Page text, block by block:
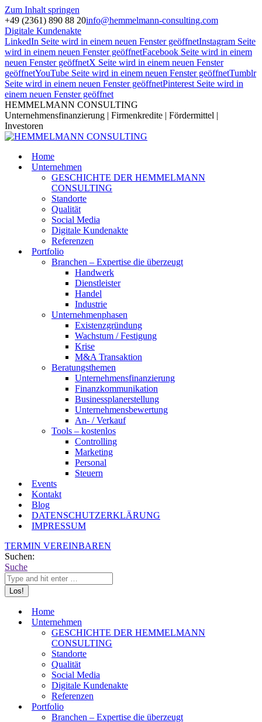
Zum Inhalt springen
+49 (2361) 890 88 20info@hemmelmann-consulting.com
Digitale Kundenakte
LinkedIn Seite wird in einem neuen Fenster geöffnetInstagram Seite
wird in einem neuen Fenster geöffnetFacebook Seite wird in einem
neuen Fenster geöffnetX Seite wird in einem neuen Fenster
geöffnetYouTube Seite wird in einem neuen Fenster geöffnetTumblr
Seite wird in einem neuen Fenster geöffnetPinterest Seite wird in
einem neuen Fenster geöffnet
HEMMELMANN CONSULTING
Unternehmensfinanzierung | Firmenkredite | Fördermittel |
Investoren
Home
Unternehmen
GESCHICHTE DER HEMMELMANN
CONSULTING
Standorte
Qualität
Social Media
Digitale Kundenakte
Referenzen
Portfolio
Branchen – Expertise die überzeugt
Handwerk
Dienstleister
Handel
Industrie
Unternehmenphasen
Existenzgründung
Wachstum / Festigung
Krise
M&A Transaktion
Beratungsthemen
Unternehmensfinanzierung
Finanzkommunikation
Businessplanerstellung
Unternehmensbewertung
An- / Verkauf
Tools – kostenlos
Controlling
Marketing
Personal
Steuern
Events
Kontakt
Blog
DATENSCHUTZERKLÄRUNG
IMPRESSUM
TERMIN VEREINBAREN
Suchen:
Suche
Home
Unternehmen
GESCHICHTE DER HEMMELMANN
CONSULTING
Standorte
Qualität
Social Media
Digitale Kundenakte
Referenzen
Portfolio
Branchen – Expertise die überzeugt